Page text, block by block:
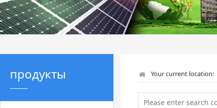
продукты Your current location: